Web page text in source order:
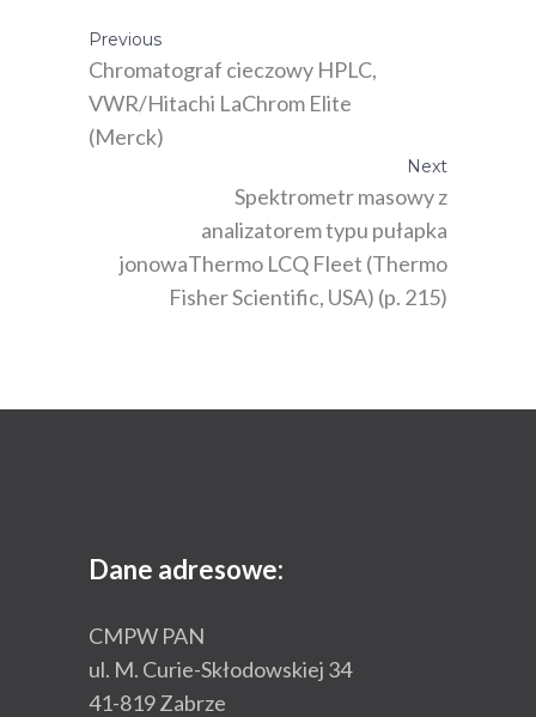
Previous
Chromatograf cieczowy HPLC,
VWR/Hitachi LaChrom Elite
(Merck)
Next
Spektrometr masowy z
analizatorem typu pułapka
jonowaThermo LCQ Fleet (Thermo
Fisher Scientific, USA) (p. 215)
Dane adresowe:
CMPW PAN
ul. M. Curie-Skłodowskiej 34
41-819 Zabrze